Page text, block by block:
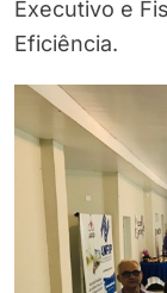
Executivo e
Eficiência.